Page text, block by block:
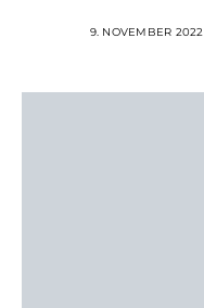
9. NOVEMBER 2022